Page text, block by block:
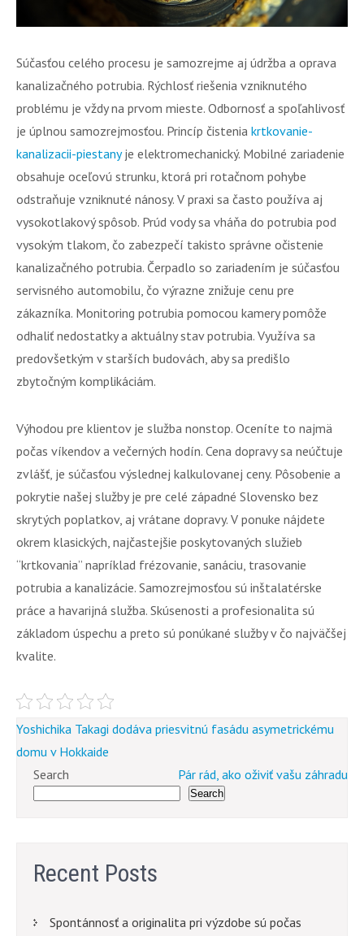
Súčasťou celého procesu je samozrejme aj údržba a oprava
kanalizačného potrubia. Rýchlosť riešenia vzniknutého
problému je vždy na prvom mieste. Odbornosť a spoľahlivosť
je úplnou samozrejmosťou. Princíp čistenia krtkovanie-
kanalizacii-piestanyje elektromechanický. Mobilné zariadenie
obsahuje oceľovú strunku, ktorá pri rotačnom pohybe
odstraňuje vzniknuté nánosy. V praxi sa často používa aj
vysokotlakový spôsob. Prúd vody sa vháňa do potrubia pod
vysokým tlakom, čo zabezpečí takisto správne očistenie
kanalizačného potrubia. Čerpadlo so zariadením je súčasťou
servisného automobilu, čo výrazne znižuje cenu pre
zákazníka. Monitoring potrubia pomocou kamery pomôže
odhaliť nedostatky a aktuálny stav potrubia. Využíva sa
predovšetkým v starších budovách, aby sa predišlo
zbytočným komplikáciám.
Výhodou pre klientov je služba nonstop. Oceníte to najmä
počas víkendov a večerných hodín. Cena dopravy sa neúčtuje
zvlášť, je súčasťou výslednej kalkulovanej ceny. Pôsobenie a
pokrytie našej služby je pre celé západné Slovensko bez
skrytých poplatkov, aj vrátane dopravy. V ponuke nájdete
okrem klasických, najčastejšie poskytovaných služieb
“krtkovania” napríklad frézovanie, sanáciu, trasovanie
potrubia a kanalizácie. Samozrejmosťou sú inštalatérske
práce a havarijná služba. Skúsenosti a profesionalita sú
základom úspechu a preto sú ponúkané služby v čo najväčšej
kvalite.
Post
navigation
Yoshichika Takagi dodáva priesvitnú fasádu asymetrickému
domu v Hokkaide
Pár rád, ako oživiť vašu záhradu
Search
Search
Recent Posts
Spontánnosť a originalita pri výzdobe sú počas